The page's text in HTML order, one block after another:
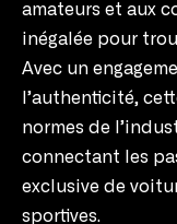
amateurs et aux
inégalée pour
Avec un
l’authenticité,
normes de
connectant les
exclusive de
sportives.